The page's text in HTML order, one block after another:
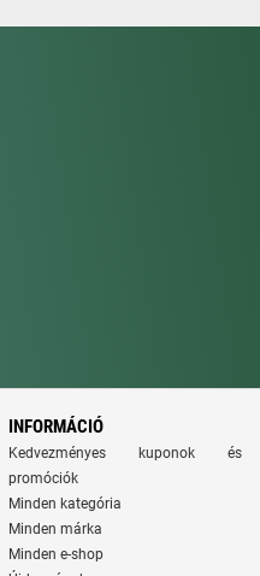
INFORMÁCIÓ
Kedvezményes kuponok és
promóciók
Minden kategória
Minden márka
Minden e-shop